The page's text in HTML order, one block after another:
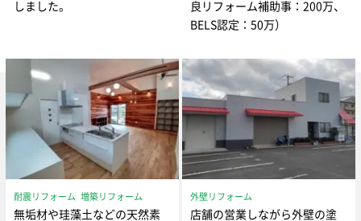
しました。
良リフォーム補助事：200万、
BELS認定：50万）
耐震リフォーム 増築リフォーム
無垢材や珪藻土などの天然素
外壁リフォーム
店舗の営業しながら外壁の塗